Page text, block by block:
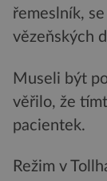
řemeslník,
vězeňských
Museli být
věřilo, že
pacientek.
Režim v